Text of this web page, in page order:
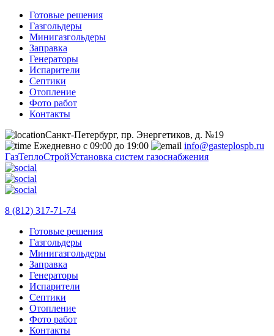
Готовые решения
Газгольдеры
Минигазгольдеры
Заправка
Генераторы
Испарители
Септики
Отопление
Фото работ
Контакты
Санкт-Петербург, пр. Энергетиков, д. №19
Ежедневно с 09:00 до 19:00
info@gasteplospb.ru
ГазТеплоСтройУстановка систем газоснабжения
8 (812) 317-71-74
Готовые решения
Газгольдеры
Минигазгольдеры
Заправка
Генераторы
Испарители
Септики
Отопление
Фото работ
Контакты